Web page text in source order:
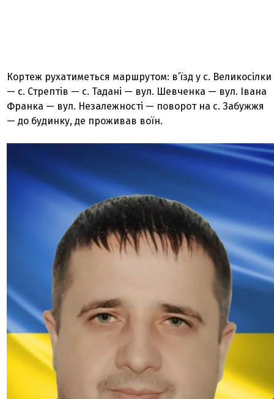
Кортеж рухатиметься маршрутом: в’їзд у с. Великосілки
— с. Стрептів — с. Тадані — вул. Шевченка — вул. Івана
Франка — вул. Незалежності — поворот на с. Забужжя
— до будинку, де проживав воїн.